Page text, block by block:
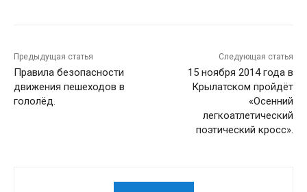
Предыдущая статья
Правила безопасности
движения пешеходов в
гололёд.
Следующая статья
15 ноября 2014 года в
Крылатском пройдёт
«Осенний
легкоатлетический
поэтический кросс».